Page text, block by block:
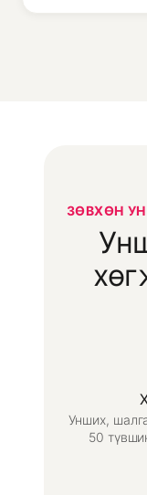
ЗӨВХӨН
Унших,
50